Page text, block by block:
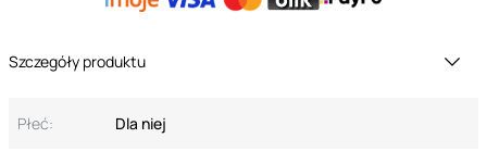
Szczegóły produktu
Płeć: Dla niej